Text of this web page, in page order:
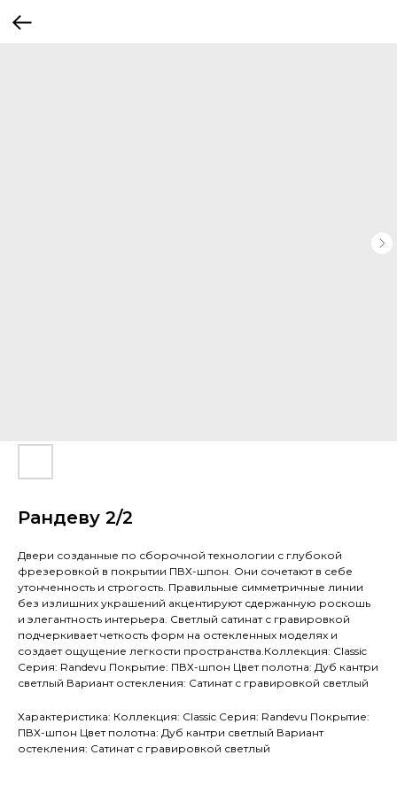
Рандеву 2/2
Двери созданные по сборочной технологии с глубокой
фрезеровкой в покрытии ПВХ-шпон. Они сочетают в себе
утонченность и строгость. Правильные симметричные линии
без излишних украшений акцентируют сдержанную роскошь
и элегантность интерьера. Светлый сатинат с гравировкой
подчеркивает четкость форм на остекленных моделях и
создает ощущение легкости пространства.Коллекция: Classic
Серия: Randevu Покрытие: ПВХ-шпон Цвет полотна: Дуб кантри
светлый Вариант остекления: Сатинат с гравировкой светлый
Характеристика: Коллекция: Classic Серия: Randevu Покрытие:
ПВХ-шпон Цвет полотна: Дуб кантри светлый Вариант
остекления: Сатинат с гравировкой светлый